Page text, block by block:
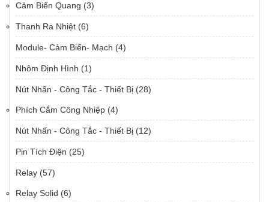
Cảm Biến Quang (3)
Thanh Ra Nhiệt (6)
Module- Cảm Biến- Mạch (4)
Nhôm Định Hình (1)
Nút Nhấn - Công Tắc - Thiết Bị (28)
Phích Cắm Công Nhiệp (4)
Nút Nhấn - Công Tắc - Thiết Bị (12)
Pin Tích Điện (25)
Relay (57)
Relay Solid (6)